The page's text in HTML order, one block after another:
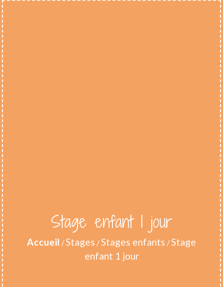
Stage enfant 1 jour
Accueil / Stages / Stages enfants / Stage
enfant 1 jour